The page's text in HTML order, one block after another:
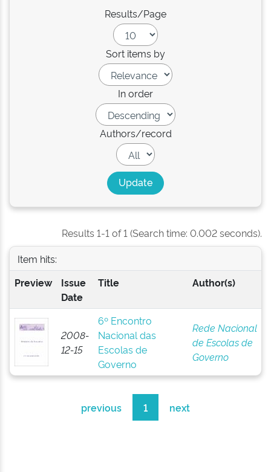
Results/Page
Sort items by
In order
Authors/record
Results 1-1 of 1 (Search time: 0.002 seconds).
Item hits:
Preview
Issue
Date
Title Author(s)
2008-
12-15
6º Encontro
Nacional das
Escolas de
Governo
Rede Nacional
de Escolas de
Governo
previous 1 next